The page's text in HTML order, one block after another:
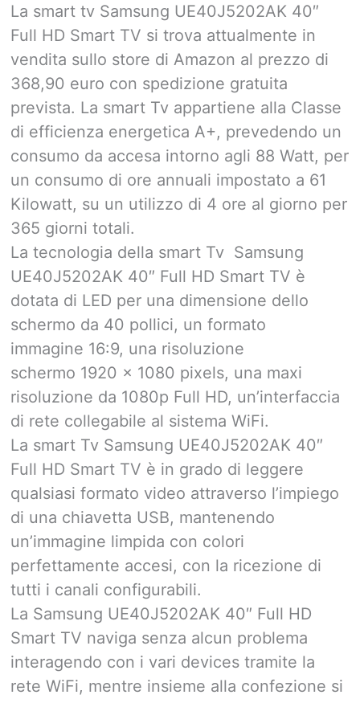
La smart tv Samsung UE40J5202AK 40″
Full HD Smart TV si trova attualmente in
vendita sullo store di Amazon al prezzo di
368,90 euro con spedizione gratuita
prevista. La smart Tv appartiene alla Classe
di efficienza energetica A+, prevedendo un
consumo da accesa intorno agli 88 Watt, per
un consumo di ore annuali impostato a 61
Kilowatt, su un utilizzo di 4 ore al giorno per
365 giorni totali.
La tecnologia della smart Tv Samsung
UE40J5202AK 40″ Full HD Smart TV è
dotata di LED per una dimensione dello
schermo da 40 pollici, un formato
immagine 16:9, una risoluzione
schermo 1920 x 1080 pixels, una maxi
risoluzione da 1080p Full HD, un’interfaccia
di rete collegabile al sistema WiFi.
La smart Tv Samsung UE40J5202AK 40″
Full HD Smart TV è in grado di leggere
qualsiasi formato video attraverso l’impiego
di una chiavetta USB, mantenendo
un’immagine limpida con colori
perfettamente accesi, con la ricezione di
tutti i canali configurabili.
La Samsung UE40J5202AK 40″ Full HD
Smart TV naviga senza alcun problema
interagendo con i vari devices tramite la
rete WiFi, mentre insieme alla confezione si